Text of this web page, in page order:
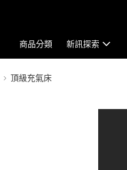
商品分類 新訊探索
頂級充氣床